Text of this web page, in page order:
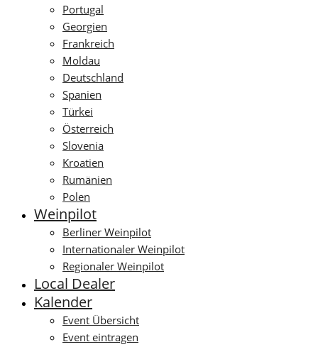
Portugal
Georgien
Frankreich
Moldau
Deutschland
Spanien
Türkei
Österreich
Slovenia
Kroatien
Rumänien
Polen
Weinpilot
Berliner Weinpilot
Internationaler Weinpilot
Regionaler Weinpilot
Local Dealer
Kalender
Event Übersicht
Event eintragen